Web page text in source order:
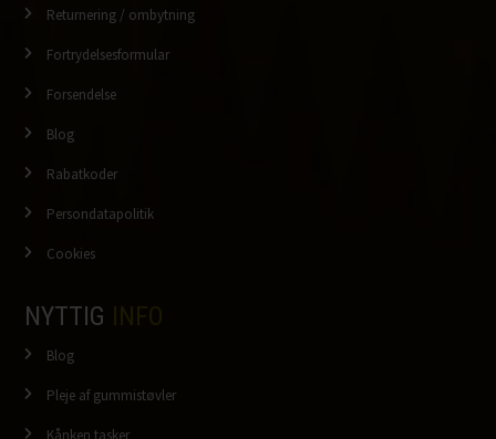
Returnering / ombytning
Fortrydelsesformular
Forsendelse
Blog
Rabatkoder
Persondatapolitik
Cookies
NYTTIG
Blog
Pleje af gummistøvler
Kånken tasker